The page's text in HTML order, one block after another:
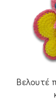
Βελουτέ